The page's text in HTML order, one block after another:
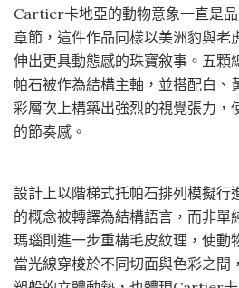
Cartier卡地亞的動物意象一直是
章節，這件作品同樣以美洲豹與老
伸出更具動態感的珠寶敘事。五顆
帕石被作為結構主軸，並搭配白、
彩層次上構築出強烈的視覺張力，
的節奏感。
設計上以階梯式托帕石排列模擬行
的概念被轉譯為結構語言，而非單
瑪瑙則進一步重構毛皮紋理，使動
當光線穿梭於不同切面與色彩之間